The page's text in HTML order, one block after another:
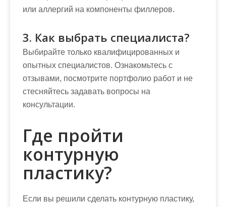
или аллергий на компоненты филлеров.
3. Как выбрать специалиста?
Выбирайте только квалифицированных и
опытных специалистов. Ознакомьтесь с
отзывами, посмотрите портфолио работ и не
стесняйтесь задавать вопросы на
консультации.
Где пройти
контурную
пластику?
Если вы решили сделать контурную пластику,